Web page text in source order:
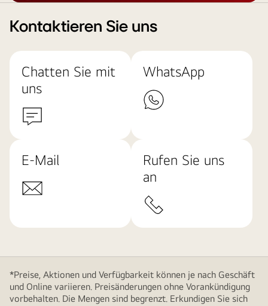
Kontaktieren Sie uns
Chatten Sie mit
uns
WhatsApp
E-Mail
Rufen Sie uns
an
*Preise, Aktionen und Verfügbarkeit können je nach Geschäft
und Online variieren. Preisänderungen ohne Vorankündigung
vorbehalten. Die Mengen sind begrenzt. Erkundigen Sie sich